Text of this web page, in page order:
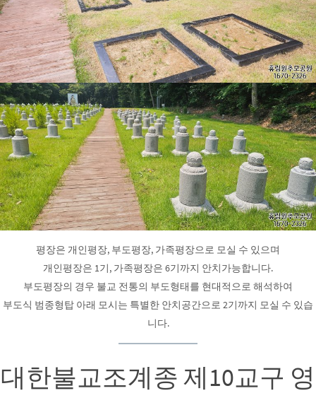
평장은 개인평장, 부도평장, 가족평장으로 모실 수 있으며
개인평장은 1기, 가족평장은 6기까지 안치가능합니다.
부도평장의 경우 불교 전통의 부도형태를 현대적으로 해석하여
부도식 범종형탑 아래 모시는 특별한 안치공간으로 2기까지 모실 수 있습
니다.
대한불교조계종 제10교구 영